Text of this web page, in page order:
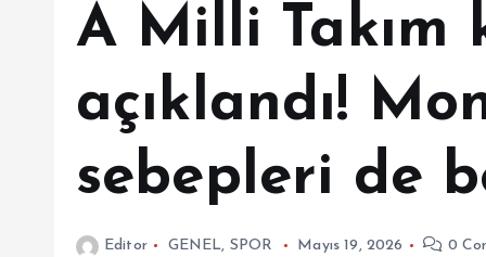
A Milli Takım
açıklandı!
sebepleri de
Editor GENEL, SPOR Mayıs 19, 2026 0